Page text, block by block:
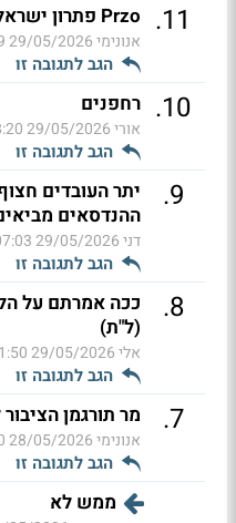
11
. Przo פתרון ישראלי לרחפנים
אנונימי29/05/2026 08:39
הגב לתגובה זו
10
. רחפנים
אורי29/05/2026 08:20
הגב לתגובה זו
9
.
יתר העובדים
ההנדסאים
דני29/05/2026 07:03
הגב לתגובה זו
8
.
ככה אמרתם על
(ל"ת)
אלי29/05/2026 01:50
הגב לתגובה זו
7
. מר תורגמן
אנונימי28/05/2026 23:00
הגב לתגובה זו
ממש לא